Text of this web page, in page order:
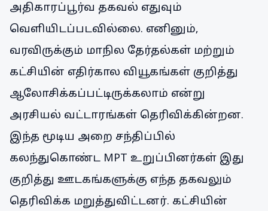
அதிகாரப்பூர்வ தகவல் எதுவும்
வெளியிடப்படவில்லை. எனினும்,
வரவிருக்கும் மாநில தேர்தல்கள் மற்றும்
கட்சியின் எதிர்கால வியூகங்கள் குறித்து
ஆலோசிக்கப்பட்டிருக்கலாம் என்று
அரசியல் வட்டாரங்கள் தெரிவிக்கின்றன.
இந்த மூடிய அறை சந்திப்பில்
கலந்துகொண்ட MPT உறுப்பினர்கள் இது
குறித்து ஊடகங்களுக்கு எந்த தகவலும்
தெரிவிக்க மறுத்துவிட்டனர். கட்சியின்